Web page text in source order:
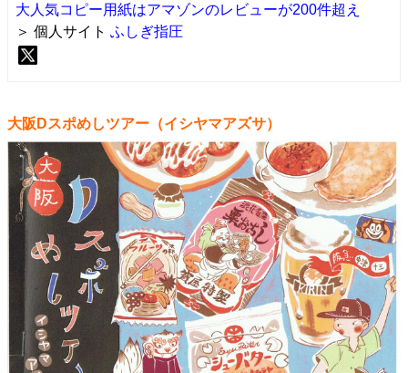
大人気コピー用紙はアマゾンのレビューが200件超え
＞ 個人サイト ふしぎ指圧
大阪Dスポめしツアー（イシヤマアズサ）